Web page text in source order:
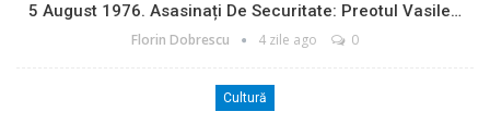
5 August 1976. Asasinați De Securitate: Preotul Vasile…
Florin Dobrescu 4 zile ago 0
Cultură